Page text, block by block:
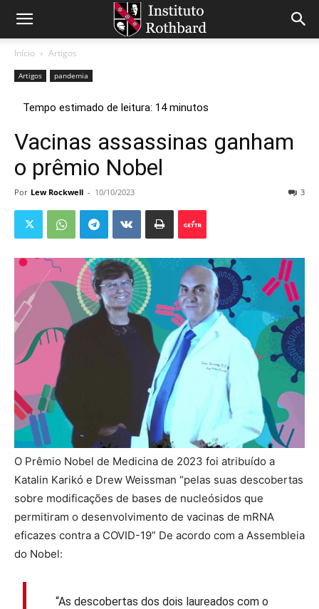
Início Artigos
Artigos pandemia
Vacinas assassinas ganham
o prêmio Nobel
Por Lew Rockwell - 10/10/2023 3
O Prêmio Nobel de Medicina de 2023 foi atribuído a
Katalin Karikó e Drew Weissman “pelas suas descobertas
sobre modificações de bases de nucleósidos que
permitiram o desenvolvimento de vacinas de mRNA
eficazes contra a COVID-19” De acordo com a Assembleia
do Nobel:
“As descobertas dos dois laureados com o